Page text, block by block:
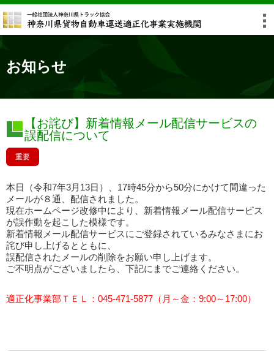
お知らせ
【お詫び】新着情報メール配信サービスの
誤配信について
重要
本日（令和7年3月13日）、17時45分から50分にかけて間違った
メールが８通、配信されました。
現在ホームページ改修中により、新着情報メール配信サービス
が誤作動を起こした模様です。
新着情報メール配信サービスにご登録されているみなさまにお
詫び申し上げるとともに、
誤配信されたメールの削除をお願い申し上げます。
ご不明点がございましたら、下記にまでご連絡ください。
適正化事業部ＴＥＬ：045-471-5877（月～金：9:00～17:00）